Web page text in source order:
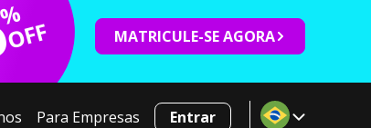
OFF MATRICULE-SE AGORA
Para Empresas Entrar